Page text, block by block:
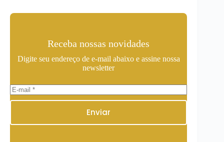
Receba nossas novidades
Digite seu endereço de e-mail abaixo e assine nossa
newsletter
Enviar